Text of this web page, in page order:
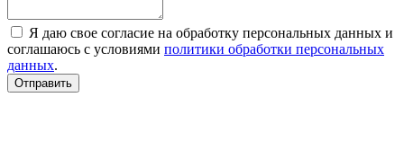
Я даю свое согласие на обработку персональных данных и
соглашаюсь с условиями политики обработки персональных
данных.
Отправить